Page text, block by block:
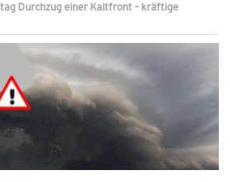
Durchzug einer Kaltfront – kräftige